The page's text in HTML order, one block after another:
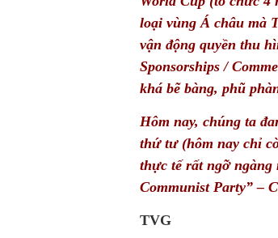
loại vùng Á châu mà
vận động quyền thu
Sponsorships /
khá bẽ bàng, phũ
Hôm nay, chúng ta
thứ tư (hôm nay chỉ
thực tế rất ngỡ ngàng
Communist Party” –
TVG